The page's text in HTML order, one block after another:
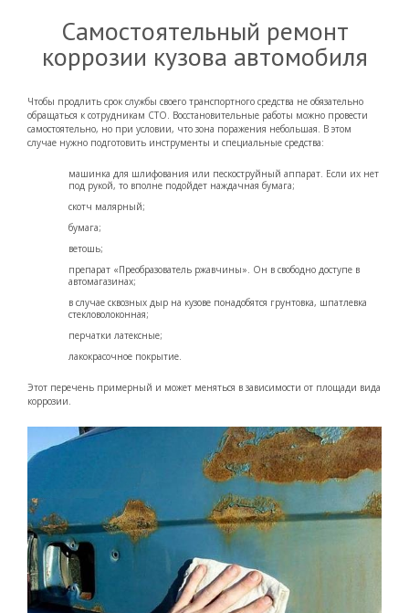
Самостоятельный ремонт
коррозии кузова автомобиля
Чтобы продлить срок службы своего транспортного средства не обязательно
обращаться к сотрудникам СТО. Восстановительные работы можно провести
самостоятельно, но при условии, что зона поражения небольшая. В этом
случае нужно подготовить инструменты и специальные средства:
машинка для шлифования или пескоструйный аппарат. Если их нет
под рукой, то вполне подойдет наждачная бумага;
скотч малярный;
бумага;
ветошь;
препарат «Преобразователь ржавчины». Он в свободно доступе в
автомагазинах;
в случае сквозных дыр на кузове понадобятся грунтовка, шпатлевка
стекловолоконная;
перчатки латексные;
лакокрасочное покрытие.
Этот перечень примерный и может меняться в зависимости от площади вида
коррозии.